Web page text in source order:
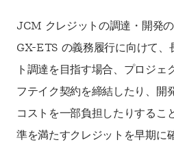
JCM クレジットの調達・開発
GX-ETS の義務履行に向けて、
ト調達を目指す場合、プロジェ
フテイク契約を締結したり、開
コストを一部負担したりするこ
準を満たすクレジットを早期に